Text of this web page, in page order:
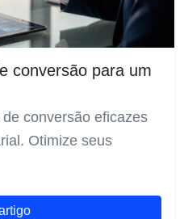
conversão para um
conversão eficazes
Otimize seus